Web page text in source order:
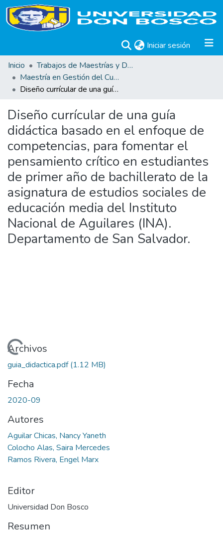
Iniciar sesión (current)
Inicio
Trabajos de Maestrías y Doctorados
Maestría en Gestión del Curriculum, Didáctica y Evaluación por Competencias
Diseño currícular de una guía didáctica basado en el enfoque de competencias, para fomentar el pensamiento crítico en estudiantes de primer año de bachillerato de la asignatura de estudios sociales de educación media del Instituto Nacional de Aguilares (INA). Departamento de San Salvador.
Diseño currícular de una guía
didáctica basado en el enfoque de
competencias, para fomentar el
pensamiento crítico en estudiantes
de primer año de bachillerato de la
asignatura de estudios sociales de
educación media del Instituto
Nacional de Aguilares (INA).
Departamento de San Salvador.
Archivos
guia_didactica.pdf(1.12 MB)
Fecha
2020-09
Autores
Aguilar Chicas, Nancy Yaneth
Colocho Alas, Saira Mercedes
Ramos Rivera, Engel Marx
Editor
Universidad Don Bosco
Resumen